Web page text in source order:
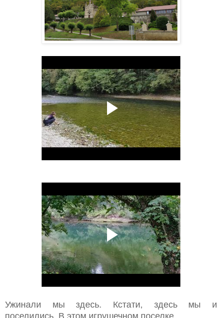
Ужинали мы здесь. Кстати, здесь мы и
поселились. В этом игрушечном поселке